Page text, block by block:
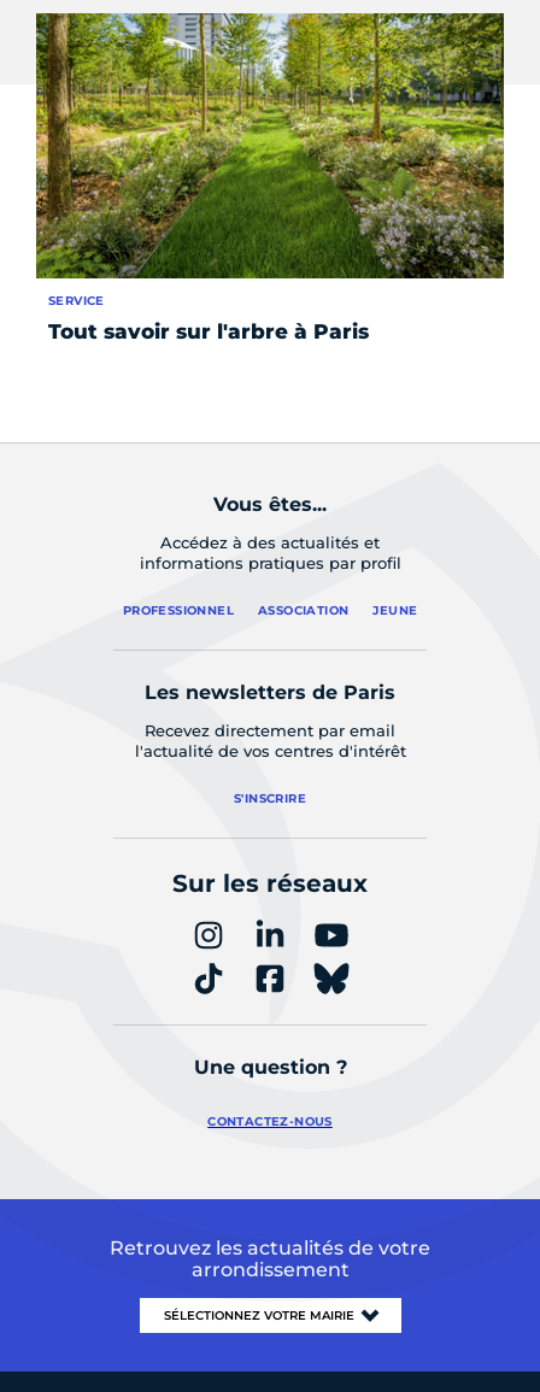
Tout savoir sur l'arbre à Paris
SERVICE
Vous êtes...
Accédez à des actualités et
informations pratiques par profil
PROFESSIONNEL ASSOCIATION JEUNE
Les newsletters de Paris
Recevez directement par email
l'actualité de vos centres d'intérêt
S'INSCRIRE
Sur les réseaux
Une question ?
CONTACTEZ-NOUS
Retrouvez les actualités de votre
arrondissement